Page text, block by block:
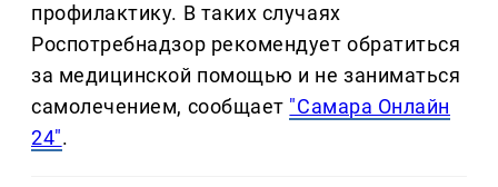
профилактику. В таких случаях
Роспотребнадзор рекомендует обратиться
за медицинской помощью и не заниматься
самолечением, сообщает "Самара Онлайн
24".